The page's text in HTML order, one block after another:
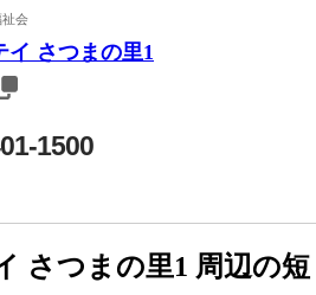
祉会
イ さつまの里1
1500
さつまの里1 周辺の短